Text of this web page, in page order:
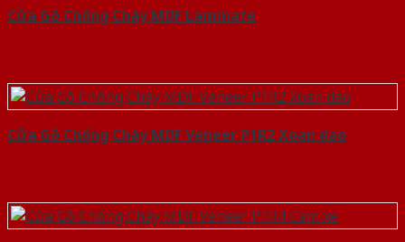
Cửa Gỗ Chống Cháy MDF Laminate
Cửa Gỗ Chống Cháy MDF Veneer P1R2 Xoan dao